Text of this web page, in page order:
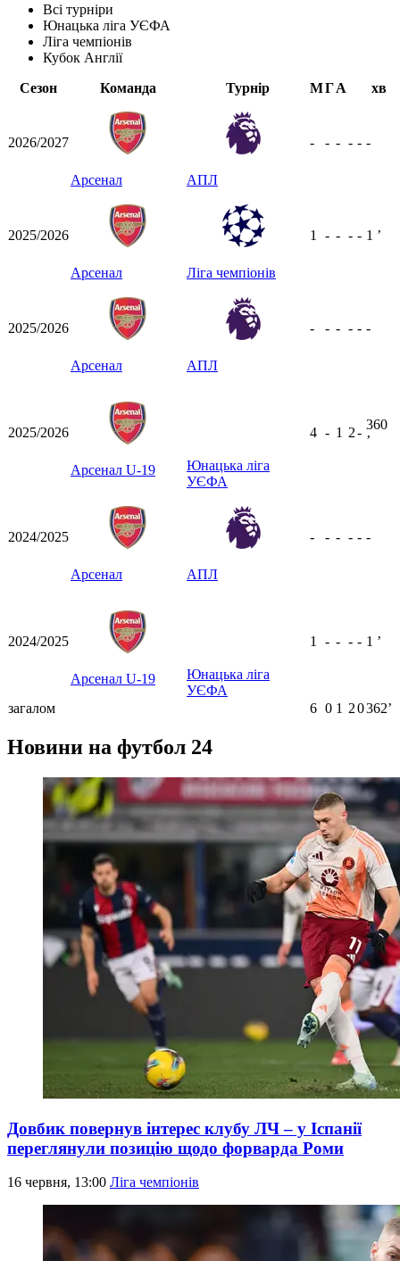
Всі турніри
Юнацька ліга УЄФА
Ліга чемпіонів
Кубок Англії
Сезон
Команда Турнір МГА хв
2026/2027
Арсенал АПЛ
- - - - - -
2025/2026
Арсенал Ліга чемпіонів
1 - - - - 1 ʼ
2025/2026
Арсенал АПЛ
- - - - - -
2025/2026
Арсенал U-19
Юнацька ліга
УЄФА
4 - 1 2-
360
ʼ
2024/2025
Арсенал АПЛ
- - - - - -
2024/2025
Арсенал U-19
Юнацька ліга
УЄФА
1 - - - - 1 ʼ
загалом 6 0 1 20362ʼ
Новини на футбол 24
Довбик повернув інтерес клубу ЛЧ – у Іспанії
переглянули позицію щодо форварда Роми
16 червня, 13:00 Ліга чемпіонів